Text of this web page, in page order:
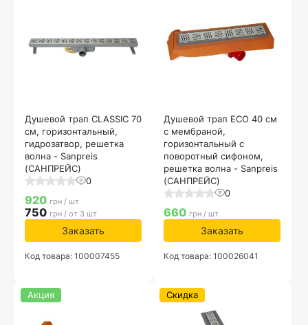
Душевой трап CLASSIC 70
см, горизонтальный,
гидрозатвор, решетка
волна - Sanpreis
(САНПРЕЙС)
0
920 грн / шт
750 грн / от 3 шт
Заказать
Код товара: 100007455
Душевой трап ECO 40 см
с мембраной,
горизонтальный с
поворотный сифоном,
решетка волна - Sanpreis
(САНПРЕЙС)
0
660 грн / шт
Заказать
Код товара: 100026041
Акция Скидка